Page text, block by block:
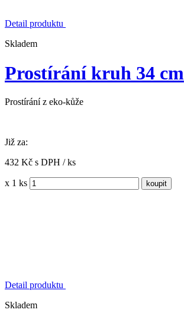
Detail produktu
Skladem
Prostírání kruh 34 cm
Prostírání z eko-kůže
Již za:
432 Kč s DPH / ks
x 1 ks
Detail produktu
Skladem